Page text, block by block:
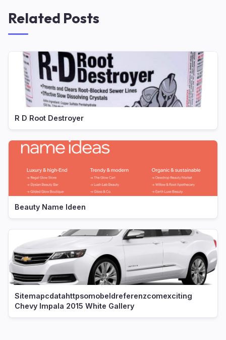
Related Posts
R D Root Destroyer
Beauty Name Ideen
Sitemapcdatahttpsomobeldreferenzcomexciting
Chevy Impala 2015 White Gallery